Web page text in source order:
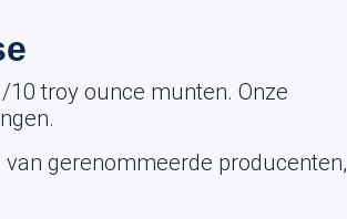
troy ounce munten. Onze
gerenommeerde producenten,